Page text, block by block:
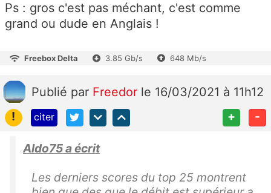
Ps : gros c'est pas méchant, c'est comme
grand ou dude en Anglais !
Freebox Delta 3.85 Gb/s 648 Mb/s
Publié par Freedor le 16/03/2021 à 11h12
!
citer + -
Aldo75 a écrit
Les derniers scores du top 25 montrent